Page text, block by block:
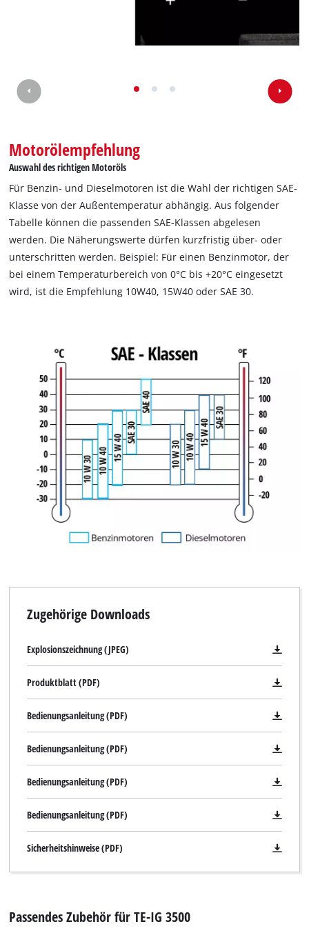
Wir benötigen deine Zustimmung, um
to trackers that are not disclosed to the
visitor. The website owner needs to setup
the site with their CMP to add this content
to the list of technologies used.
Powered byUsercentrics Consent
Management Platform
Motorölempfehlung
Auswahl des richtigen Motoröls
Für Benzin- und Dieselmotoren ist die Wahl der richtigen SAE-
Klasse von der Außentemperatur abhängig. Aus folgender
Tabelle können die passenden SAE-Klassen abgelesen
werden. Die Näherungswerte dürfen kurzfristig über- oder
unterschritten werden. Beispiel: Für einen Benzinmotor, der
bei einem Temperaturbereich von 0°C bis +20°C eingesetzt
wird, ist die Empfehlung 10W40, 15W40 oder SAE 30.
Zugehörige Downloads
Explosionszeichnung (JPEG)
Produktblatt (PDF)
Bedienungsanleitung (PDF)
Bedienungsanleitung (PDF)
Bedienungsanleitung (PDF)
Bedienungsanleitung (PDF)
Sicherheitshinweise (PDF)
Passendes Zubehör für TE-IG 3500